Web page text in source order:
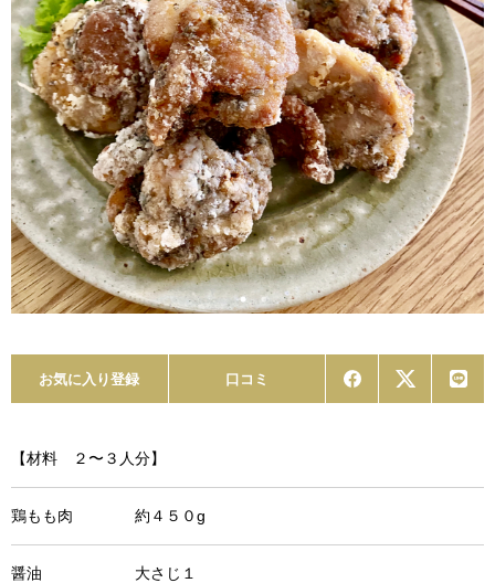
お気に入り登録 口コミ
【材料 ２〜３人分】
鶏もも肉 約４５０g
醤油 大さじ１